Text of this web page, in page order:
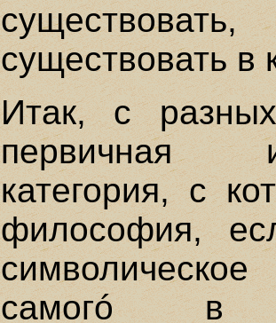
существовать в
Итак, с
первичная
категория, с
философия,
самогó в